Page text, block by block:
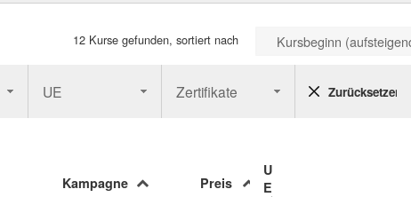
12 Kurse gefunden, sortiert nach Kursbeginn
UE Zertifikate Zurücksetzen
Kampagne Preis
U
E